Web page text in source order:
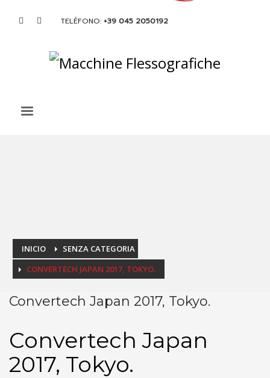
TELÉFONO: +39 045 2050192
INICIO
SENZA CATEGORIA
CONVERTECH JAPAN 2017, TOKYO.
Convertech Japan 2017, Tokyo.
Convertech Japan
2017, Tokyo.